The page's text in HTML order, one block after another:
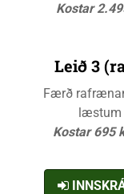
Kostar
Leið 3
Færð
læstum
Kostar 695